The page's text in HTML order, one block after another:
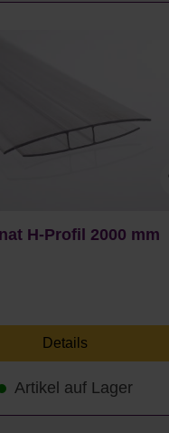
H-Profil 2000 mm
Details
Artikel auf Lager